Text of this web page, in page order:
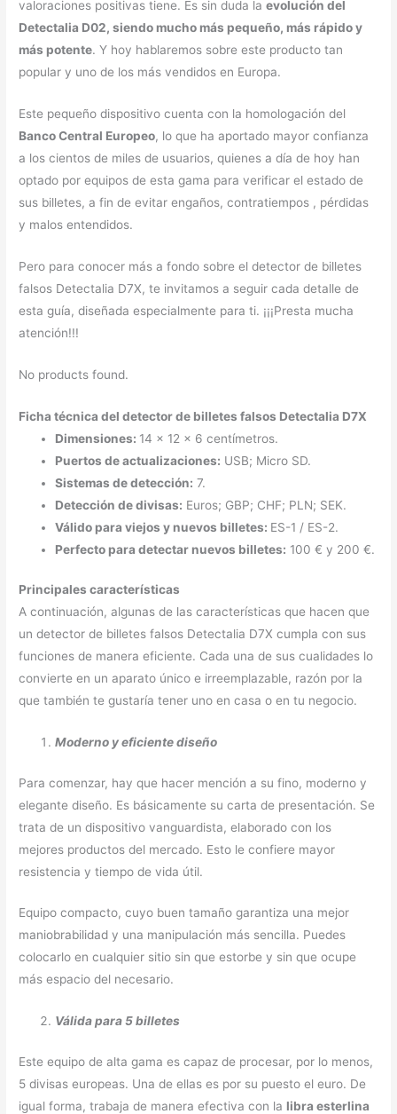
valoraciones positivas tiene. Es sin duda laevolución del
Detectalia D02, siendo mucho más pequeño, más rápido y
más potente. Y hoy hablaremos sobre este producto tan
popular y uno de los más vendidos en Europa.
Este pequeño dispositivo cuenta con la homologación del
Banco Central Europeo, lo que ha aportado mayor confianza
a los cientos de miles de usuarios, quienes a día de hoy han
optado por equipos de esta gama para verificar el estado de
sus billetes, a fin de evitar engaños, contratiempos , pérdidas
y malos entendidos.
Pero para conocer más a fondo sobre el detector de billetes
falsos Detectalia D7X, te invitamos a seguir cada detalle de
esta guía, diseñada especialmente para ti. ¡¡¡Presta mucha
atención!!!
No products found.
Ficha técnica del detector de billetes falsos Detectalia D7X
Dimensiones: 14 x 12 x 6 centímetros.
Puertos de actualizaciones: USB; Micro SD.
Sistemas de detección: 7.
Detección de divisas: Euros; GBP; CHF; PLN; SEK.
Válido para viejos y nuevos billetes: ES-1 / ES-2.
Perfecto para detectar nuevos billetes: 100 € y 200 €.
Principales características
A continuación, algunas de las características que hacen que
un detector de billetes falsos Detectalia D7X cumpla con sus
funciones de manera eficiente. Cada una de sus cualidades lo
convierte en un aparato único e irreemplazable, razón por la
que también te gustaría tener uno en casa o en tu negocio.
Moderno y eficiente diseño
Para comenzar, hay que hacer mención a su fino, moderno y
elegante diseño. Es básicamente su carta de presentación. Se
trata de un dispositivo vanguardista, elaborado con los
mejores productos del mercado. Esto le confiere mayor
resistencia y tiempo de vida útil.
Equipo compacto, cuyo buen tamaño garantiza una mejor
maniobrabilidad y una manipulación más sencilla. Puedes
colocarlo en cualquier sitio sin que estorbe y sin que ocupe
más espacio del necesario.
Válida para 5 billetes
Este equipo de alta gama es capaz de procesar, por lo menos,
5 divisas europeas. Una de ellas es por su puesto el euro. De
igual forma, trabaja de manera efectiva con la libra esterlina